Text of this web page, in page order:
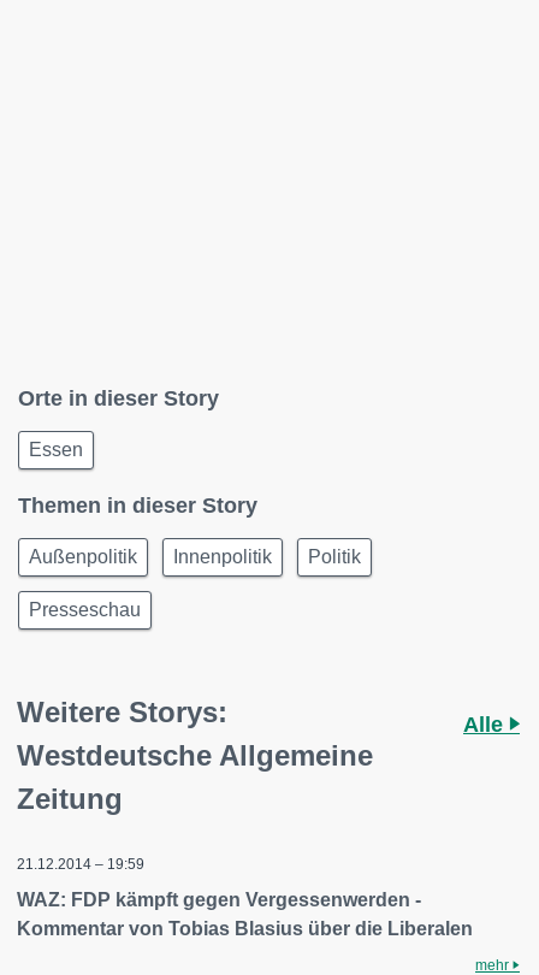
Orte in dieser Story
Essen
Themen in dieser Story
Außenpolitik Innenpolitik Politik
Presseschau
Weitere Storys:
Westdeutsche Allgemeine
Zeitung
Alle
21.12.2014 – 19:59
WAZ: FDP kämpft gegen Vergessenwerden -
Kommentar von Tobias Blasius über die Liberalen
mehr